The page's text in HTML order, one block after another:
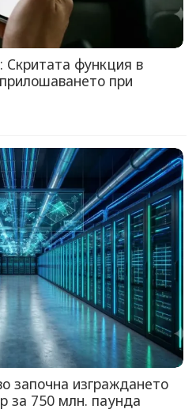
Скритата функция в
при
започна изграждането
за 750 млн. паунда